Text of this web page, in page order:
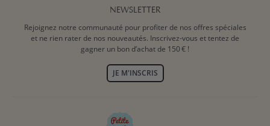
NEWSLETTER
Rejoignez notre communauté pour profiter de nos offres spéciales
et ne rien rater de nos nouveautés. Inscrivez-vous et tentez de
gagner un bon d’achat de 150 € !
JE M'INSCRIS